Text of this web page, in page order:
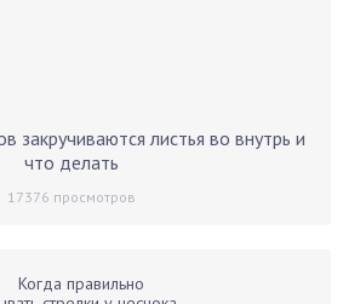
закручиваются листья во внутрь и
что делать
17376 просмотров